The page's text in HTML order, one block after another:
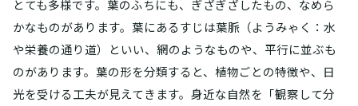
とても多様です。葉のふちにも、ぎざぎざしたもの、なめら
かなものがあります。葉にあるすじは葉脈（ようみゃく：水
や栄養の通り道）といい、網のようなものや、平行に並ぶも
のがあります。葉の形を分類すると、植物ごとの特徴や、日
光を受ける工夫が見えてきます。身近な自然を「観察して分